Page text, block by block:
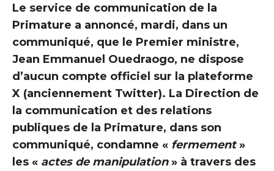
Le service de communication de la
Primature a annoncé, mardi, dans un
communiqué, que le Premier ministre,
Jean Emmanuel Ouedraogo, ne dispose
d’aucun compte officiel sur la plateforme
X (anciennement Twitter). La Direction de
la communication et des relations
publiques de la Primature, dans son
communiqué, condamne « fermement»
les « actes de manipulation» à travers des